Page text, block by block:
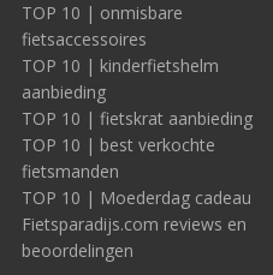
TOP 10 | onmisbare
fietsaccessoires
TOP 10 | kinderfietshelm
aanbieding
TOP 10 | fietskrat aanbieding
TOP 10 | best verkochte
fietsmanden
TOP 10 | Moederdag cadeau
Fietsparadijs.com reviews en
beoordelingen